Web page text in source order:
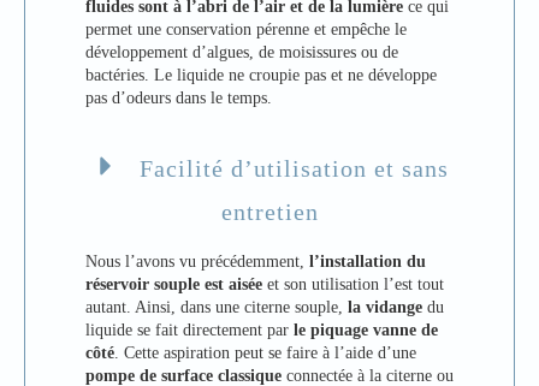
fluides sont à l’abri de l’air et de la lumière ce qui
permet une conservation pérenne et empêche le
développement d’algues, de moisissures ou de
bactéries. Le liquide ne croupie pas et ne développe
pas d’odeurs dans le temps.
Facilité d’utilisation et sans
entretien
Nous l’avons vu précédemment, l’installation du
réservoir souple est aisée et son utilisation l’est tout
autant. Ainsi, dans une citerne souple, la vidange du
liquide se fait directement par le piquage vanne de
côté . Cette aspiration peut se faire à l’aide d’une
pompe de surface classique connectée à la citerne ou